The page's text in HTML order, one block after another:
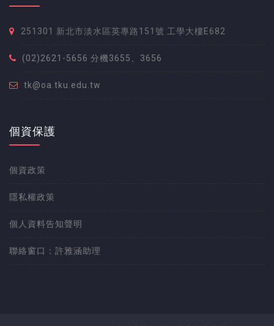
251301 新北市淡水區英專路151號 工學大樓E682
(02)2621-5656 分機3655、3656
tk@oa.tku.edu.tw
個資保護
個資政策
隱私權政策
個人資料告知聲明
聯絡窗口：許雅涵助理